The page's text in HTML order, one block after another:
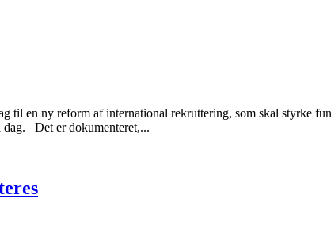
til en ny reform af international rekruttering, som skal styrke
dag. Det er dokumenteret,...